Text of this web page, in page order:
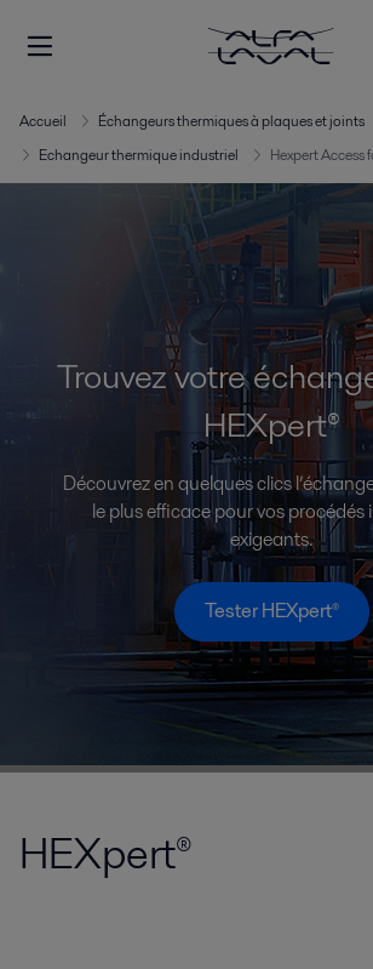
Accueil
Échangeurs thermiques à plaques et joints
Echangeur thermique industriel
Hexpert Access
Trouvez votre
HEXpert®
Découvrez en quelques clics
le plus efficace pour vos procédés
exigeants.
Tester HEXpert®
HEXpert®